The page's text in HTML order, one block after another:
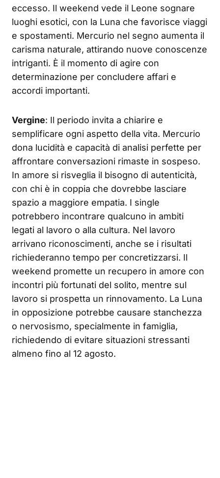
eccesso. Il weekend vede il Leone sognare
luoghi esotici, con la Luna che favorisce viaggi
e spostamenti. Mercurio nel segno aumenta il
carisma naturale, attirando nuove conoscenze
intriganti. È il momento di agire con
determinazione per concludere affari e
accordi importanti.
Vergine: Il periodo invita a chiarire e
semplificare ogni aspetto della vita. Mercurio
dona lucidità e capacità di analisi perfette per
affrontare conversazioni rimaste in sospeso.
In amore si risveglia il bisogno di autenticità,
con chi è in coppia che dovrebbe lasciare
spazio a maggiore empatia. I single
potrebbero incontrare qualcuno in ambiti
legati al lavoro o alla cultura. Nel lavoro
arrivano riconoscimenti, anche se i risultati
richiederanno tempo per concretizzarsi. Il
weekend promette un recupero in amore con
incontri più fortunati del solito, mentre sul
lavoro si prospetta un rinnovamento. La Luna
in opposizione potrebbe causare stanchezza
o nervosismo, specialmente in famiglia,
richiedendo di evitare situazioni stressanti
almeno fino al 12 agosto.